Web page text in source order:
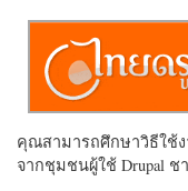
คุณสามารถศึกษาวิธีใช้
จากชุมชนผู้ใช้ Drupal ช